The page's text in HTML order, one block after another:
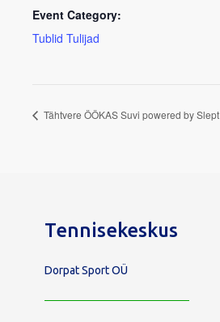
Event Category:
Tublid Tulijad
Tähtvere ÖÖKAS Suvi powered by Slept
Tennisekeskus
Dorpat Sport OÜ